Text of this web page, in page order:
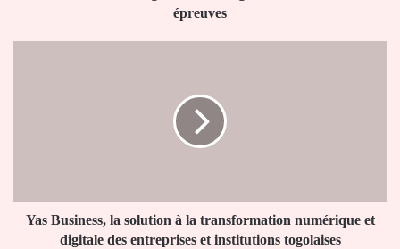
épreuves
et
digitale
Yas Business, la solution à la transformation numérique et
digitale des entreprises et institutions togolaises